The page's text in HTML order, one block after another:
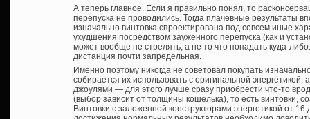
А теперь главное. Если я правильно понял, то
перепуска не проводились. Тогда плачевные результаты
изначально винтовка спроектирована под совсем иные
ухудшения посредством зауженного перепуска (как и
может вообще не стрелять, а не то что попадать куда-
дистанция почти запредельная.
Именно поэтому никогда не советовал покупать
собирается их использовать с оригинальной энергетикой,
джоулями — для этого лучше сразу приобрести что-то
(выбор зависит от толщины кошелька), то есть винтовки,
Винтовки с заложенной конструкторами энергетикой от